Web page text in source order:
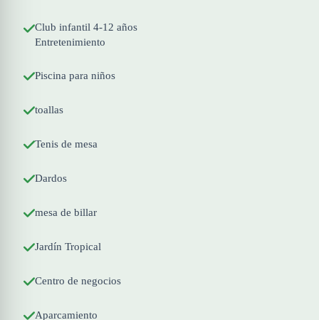
Club infantil 4-12 años
Entretenimiento
Piscina para niños
toallas
Tenis de mesa
Dardos
mesa de billar
Jardín Tropical
Centro de negocios
Aparcamiento